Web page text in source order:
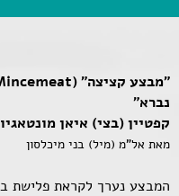
נברא"
קפטיין (בצי) איאן מונטאגיו 1901 – 1985
מאת אל"מ (מיל) בני מיכלסון